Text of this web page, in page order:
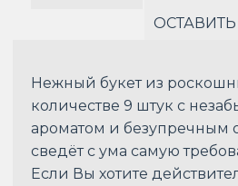
Нежный букет из
количестве 9 штук с
ароматом и безупречным
сведёт с ума самую
Если Вы хотите